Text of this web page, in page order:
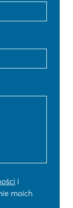
i
moich